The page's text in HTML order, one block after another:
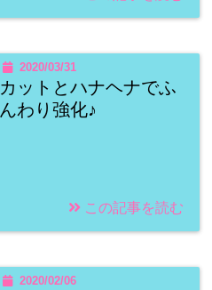
2020/03/31
カットとハナヘナでふ
んわり強化♪
この記事を読む
2020/02/06